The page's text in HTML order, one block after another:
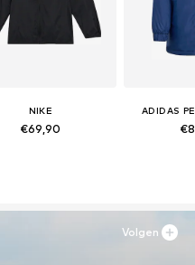
NIKE
€69,90
ADIDAS
Volgen